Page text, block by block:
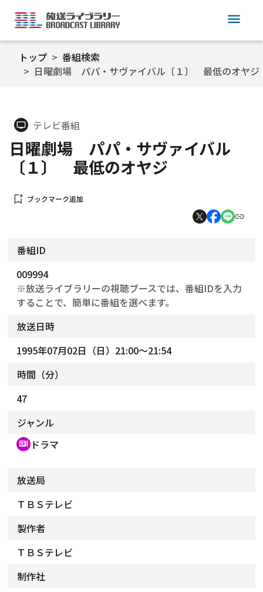
menu
トップ
番組検索
日曜劇場 パパ・サヴァイバル〔１〕 最低のオヤジ
tv テレビ番組
日曜劇場 パパ・サヴァイバル
〔１〕 最低のオヤジ
bookmark_add ブックマーク追加
番組ID
009994
※放送ライブラリーの視聴ブースでは、番組IDを入力
することで、簡単に番組を選べます。
放送日時
1995年07月02日（日）21:00～21:54
時間（分）
47
ジャンル
recent_actors ドラマ
放送局
ＴＢＳテレビ
製作者
ＴＢＳテレビ
制作社